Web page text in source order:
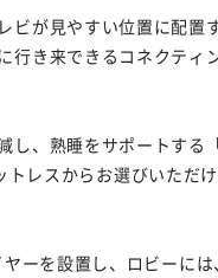
が見やすい位置に配置
き来できるコネクティ
、熟睡をサポートする
レスからお選びいただ
ーを設置し、ロビーに